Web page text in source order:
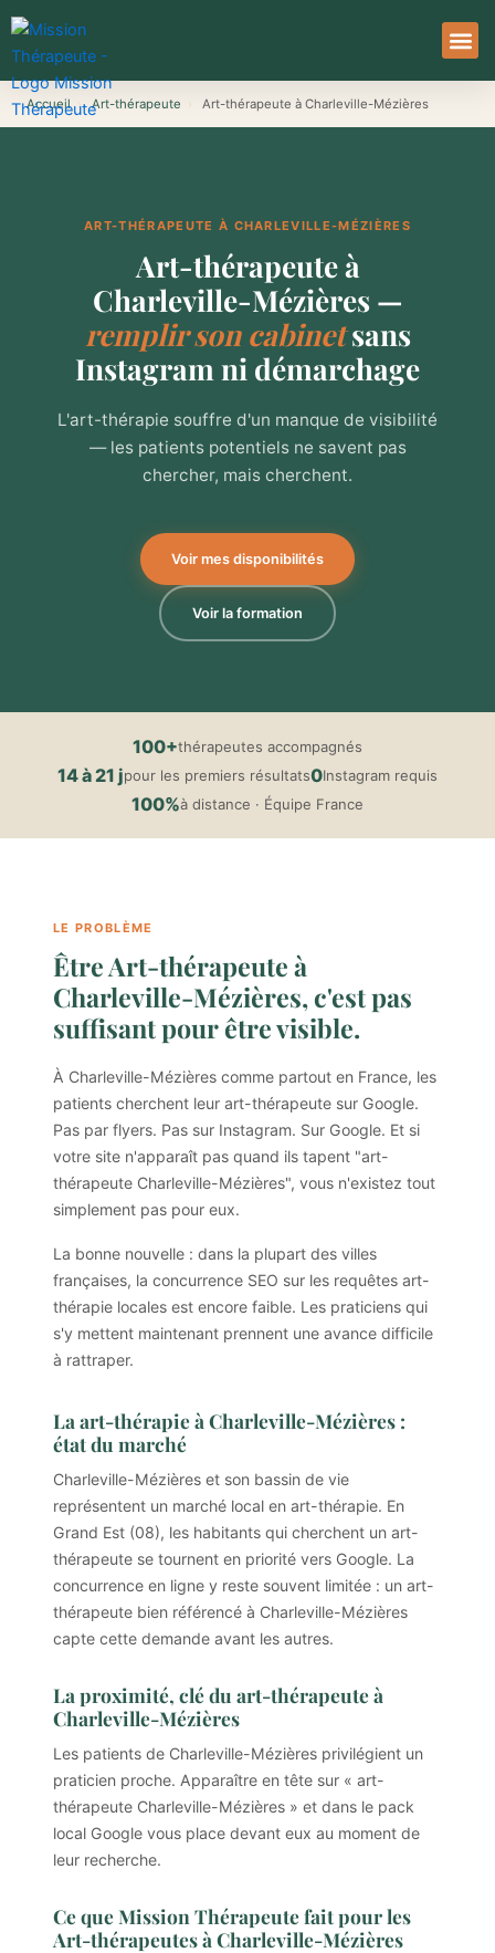
Aller
au
contenu
Accueil › Art-thérapeute Art-thérapeute à Charleville-Mézières
ART-THÉRAPEUTE À CHARLEVILLE-MÉZIÈRES
Art-thérapeute à
Charleville-Mézières —
remplir son cabinetsans
Instagram ni démarchage
L'art-thérapie souffre d'un manque de visibilité
— les patients potentiels ne savent pas
chercher, mais cherchent.
Voir mes disponibilités
Voir la formation
100+thérapeutes accompagnés
14 à 21 jpour les premiers résultats0Instagram requis
100%à distance · Équipe France
LE PROBLÈME
Être Art-thérapeute à
Charleville-Mézières, c'est pas
suffisant pour être visible.
À Charleville-Mézières comme partout en France, les
patients cherchent leur art-thérapeute sur Google.
Pas par flyers. Pas sur Instagram. Sur Google. Et si
votre site n'apparaît pas quand ils tapent "art-
thérapeute Charleville-Mézières", vous n'existez tout
simplement pas pour eux.
La bonne nouvelle : dans la plupart des villes
françaises, la concurrence SEO sur les requêtes art-
thérapie locales est encore faible. Les praticiens qui
s'y mettent maintenant prennent une avance difficile
à rattraper.
La art-thérapie à Charleville-Mézières :
état du marché
Charleville-Mézières et son bassin de vie
représentent un marché local en art-thérapie. En
Grand Est (08), les habitants qui cherchent un art-
thérapeute se tournent en priorité vers Google. La
concurrence en ligne y reste souvent limitée : un art-
thérapeute bien référencé à Charleville-Mézières
capte cette demande avant les autres.
La proximité, clé du art-thérapeute à
Charleville-Mézières
Les patients de Charleville-Mézières privilégient un
praticien proche. Apparaître en tête sur « art-
thérapeute Charleville-Mézières » et dans le pack
local Google vous place devant eux au moment de
leur recherche.
Ce que Mission Thérapeute fait pour les
Art-thérapeutes à Charleville-Mézières